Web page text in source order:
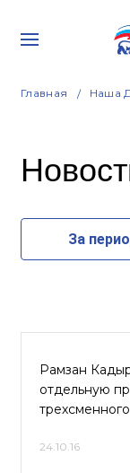
Главная Наша
За
Рамзан
отдельную
24.10.16